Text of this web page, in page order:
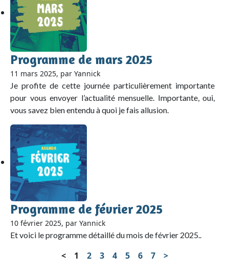
Programme de mars 2025
11 mars 2025, par Yannick
Je profite de cette journée particulièrement importante
pour vous envoyer l’actualité mensuelle. Importante, oui,
vous savez bien entendu à quoi je fais allusion.
Programme de février 2025
10 février 2025, par Yannick
Et voici le programme détaillé du mois de février 2025..
< 1 2 3 4 5 6 7 >